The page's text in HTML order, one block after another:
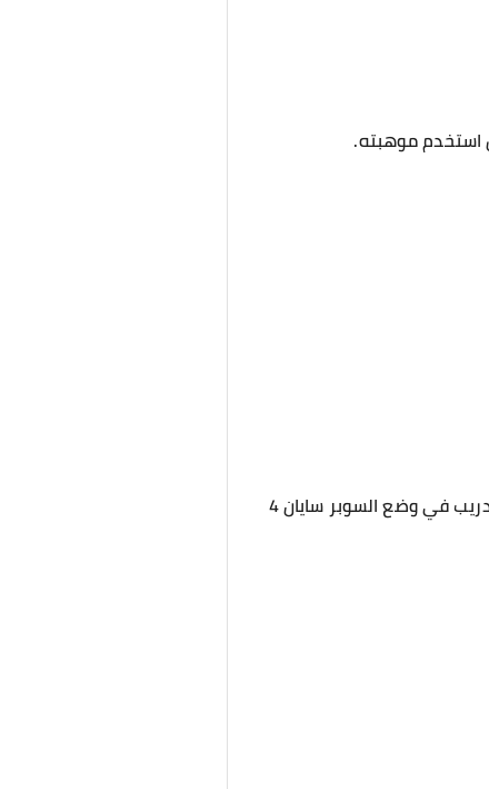
"لا يمكنني إخباره بأن النظام أعطاني إتقاناً كبيراً بالفعل للسوبر سايان 4... وكان كل ما علي فعله هو التدريب في وضع السوبر سايان 4